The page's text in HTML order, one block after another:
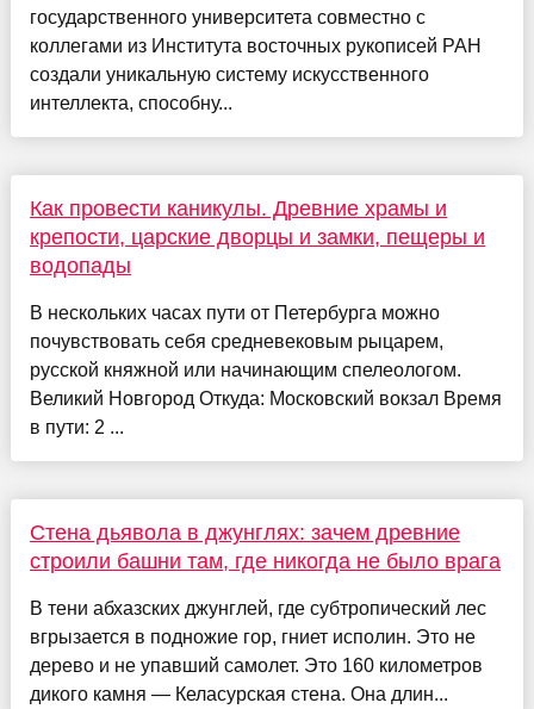
государственного университета совместно с
коллегами из Института восточных рукописей РАН
создали уникальную систему искусственного
интеллекта, способну...
Как провести каникулы. Древние храмы и
крепости, царские дворцы и замки, пещеры и
водопады
В нескольких часах пути от Петербурга можно
почувствовать себя средневековым рыцарем,
русской княжной или начинающим спелеологом.
Великий Новгород Откуда: Московский вокзал Время
в пути: 2 ...
Стена дьявола в джунглях: зачем древние
строили башни там, где никогда не было врага
В тени абхазских джунглей, где субтропический лес
вгрызается в подножие гор, гниет исполин. Это не
дерево и не упавший самолет. Это 160 километров
дикого камня — Келасурская стена. Она длин...